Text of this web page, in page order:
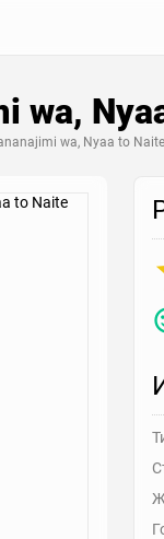
wa,
wa, Nyaa to